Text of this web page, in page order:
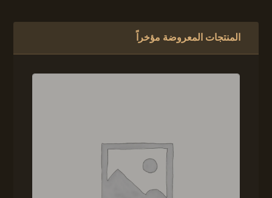
المنتجات المعروضة مؤخراً